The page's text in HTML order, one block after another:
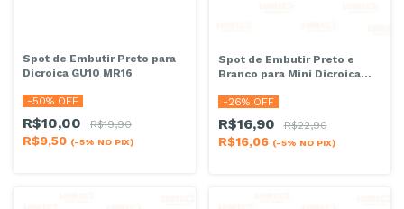
Spot de Embutir Preto para
Dicroica GU10 MR16
-50% OFF
R$10,00 R$19,90
R$9,50 (-5% NO PIX)
Spot de Embutir Preto e
Branco para Mini Dicroica
-26% OFF
R$16,90 R$22,90
R$16,06 (-5% NO PIX)